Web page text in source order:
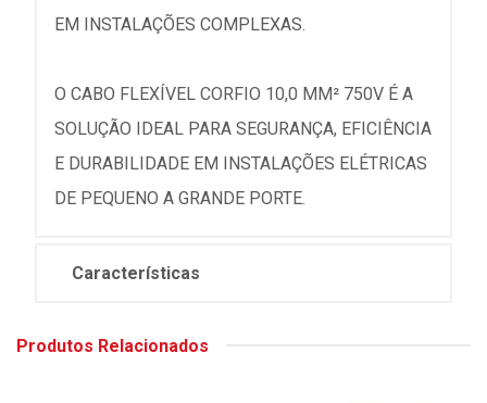
EM INSTALAÇÕES COMPLEXAS.
O CABO FLEXÍVEL CORFIO 10,0 MM² 750V É A
SOLUÇÃO IDEAL PARA SEGURANÇA, EFICIÊNCIA
E DURABILIDADE EM INSTALAÇÕES ELÉTRICAS
DE PEQUENO A GRANDE PORTE.
Características
Produtos Relacionados